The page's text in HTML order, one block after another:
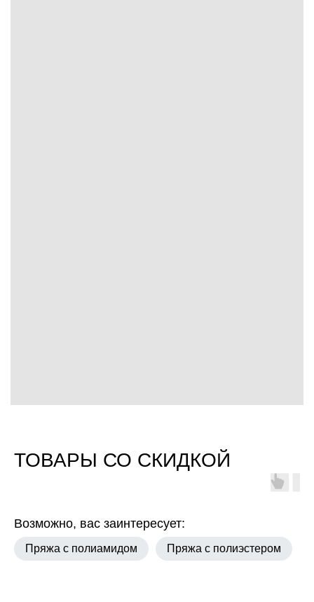
ТОВАРЫ СО СКИДКОЙ
Возможно, вас заинтересует:
Пряжа с полиамидом Пряжа с полиэстером